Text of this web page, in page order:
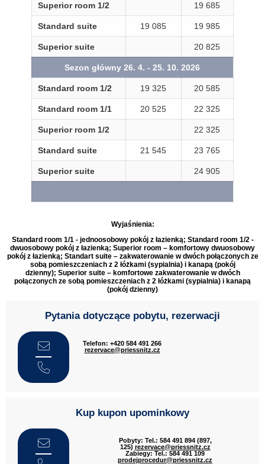
Superior room 1/2 19 685
Standard suite 19 085 19 985
Superior suite 20 825
Sezon główny 26. 4. - 25. 10. 2026
Standard room 1/2 19 325 20 585
Standard room 1/1 20 525 22 325
Superior room 1/2 22 325
Standard suite 21 545 23 765
Superior suite 24 905
Wyjaśnienia:
Standard room 1/1 - jednoosobowy pokój z łazienką; Standard room 1/2 -
dwuosobowy pokój z łazienką; Superior room – komfortowy dwuosobowy
pokój z łazienką; Standart suite– zakwaterowanie w dwóch połączonych ze
sobą pomieszczeniach z 2 łóżkami (sypialnia) i kanapą (pokój
dzienny); Superior suite– komfortowe zakwaterowanie w dwóch
połączonych ze sobą pomieszczeniach z 2 łóżkami (sypialnia) i kanapą
(pokój dzienny)
Pytania dotyczące pobytu, rezerwacji
Telefon: +420 584 491 266
rezervace@priessnitz.cz
Kup kupon upominkowy
Pobyty: Tel.: 584 491 894 (897,
125) rezervace@priessnitz.cz
Zabiegy: Tel.: 584 491 109
prodejprocedur@priessnitz.cz